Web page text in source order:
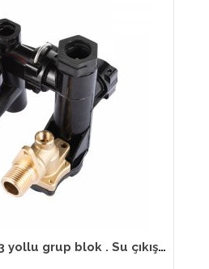
Demirdöküm neva 3 yollu grup blok . Su çıkış grubu . Ntc delik yeri açık